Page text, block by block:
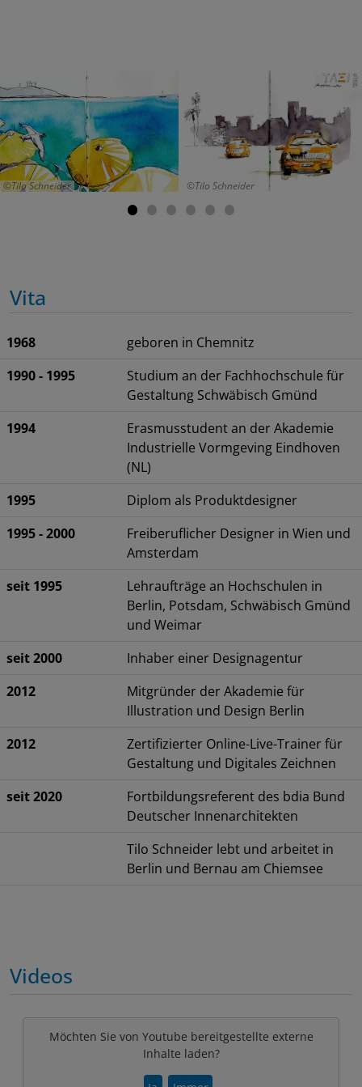
Tilo Schneider Tilo Schneider
Vita
1968
geboren in Chemnitz
1990 - 1995
Studium an der Fachhochschule für
Gestaltung Schwäbisch Gmünd
1994
Erasmusstudent an der Akademie
Industrielle Vormgeving Eindhoven
(NL)
1995
Diplom als Produktdesigner
1995 - 2000
Freiberuflicher Designer in Wien und
Amsterdam
seit 1995
Lehraufträge an Hochschulen in
Berlin, Potsdam, Schwäbisch Gmünd
und Weimar
seit 2000
Inhaber einer Designagentur
2012
Mitgründer der Akademie für
Illustration und Design Berlin
2012
Zertifizierter Online-Live-Trainer für
Gestaltung und Digitales Zeichnen
seit 2020
Fortbildungsreferent des bdia Bund
Deutscher Innenarchitekten
Tilo Schneider lebt und arbeitet in
Berlin und Bernau am Chiemsee
Videos
Möchten Sie von Youtube bereitgestellte externe
Inhalte laden?